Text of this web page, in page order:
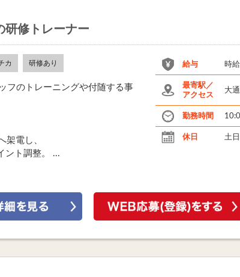
研修トレーナー
カ 研修あり
フのトレーニングや付随する事
電し、
ント調整。 ...
給与 時
最寄駅／
アクセス
大
勤務時間
休日 土